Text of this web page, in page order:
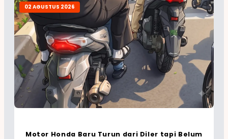
02 AGUSTUS 2026
Motor Honda Baru Turun dari Diler tapi Belum